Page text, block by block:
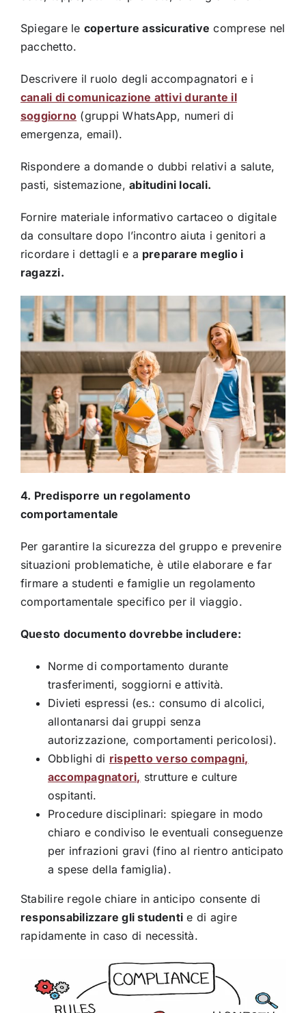
Spiegare le coperture assicurative comprese nel
pacchetto.
Descrivere il ruolo degli accompagnatori e i
canali di comunicazione attivi durante il
soggiorno (gruppi WhatsApp, numeri di
emergenza, email).
Rispondere a domande o dubbi relativi a salute,
pasti, sistemazione,abitudini locali.
Fornire materiale informativo cartaceo o digitale
da consultare dopo l’incontro aiuta i genitori a
ricordare i dettagli e a preparare meglio i
ragazzi.
4. Predisporre un regolamento
comportamentale
Per garantire la sicurezza del gruppo e prevenire
situazioni problematiche, è utile elaborare e far
firmare a studenti e famiglie un regolamento
comportamentale specifico per il viaggio.
Questo documento dovrebbe includere:
Norme di comportamento durante
trasferimenti, soggiorni e attività.
Divieti espressi (es.: consumo di alcolici,
allontanarsi dai gruppi senza
autorizzazione, comportamenti pericolosi).
Obblighi di rispetto verso compagni,
accompagnatori, strutture e culture
ospitanti.
Procedure disciplinari: spiegare in modo
chiaro e condiviso le eventuali conseguenze
per infrazioni gravi (fino al rientro anticipato
a spese della famiglia).
Stabilire regole chiare in anticipo consente di
responsabilizzare gli studenti e di agire
rapidamente in caso di necessità.